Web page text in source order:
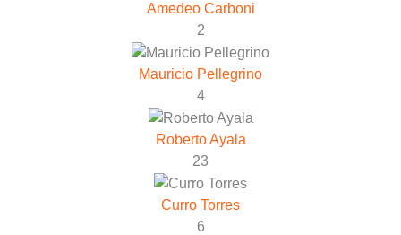
Amedeo Carboni
2
Mauricio Pellegrino
4
Roberto Ayala
23
Curro Torres
6